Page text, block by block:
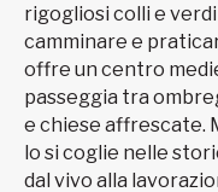
rigogliosi colli e
camminare e
offre un centro
passeggia tra
e chiese affrescate.
lo si coglie nelle
dal vivo alla